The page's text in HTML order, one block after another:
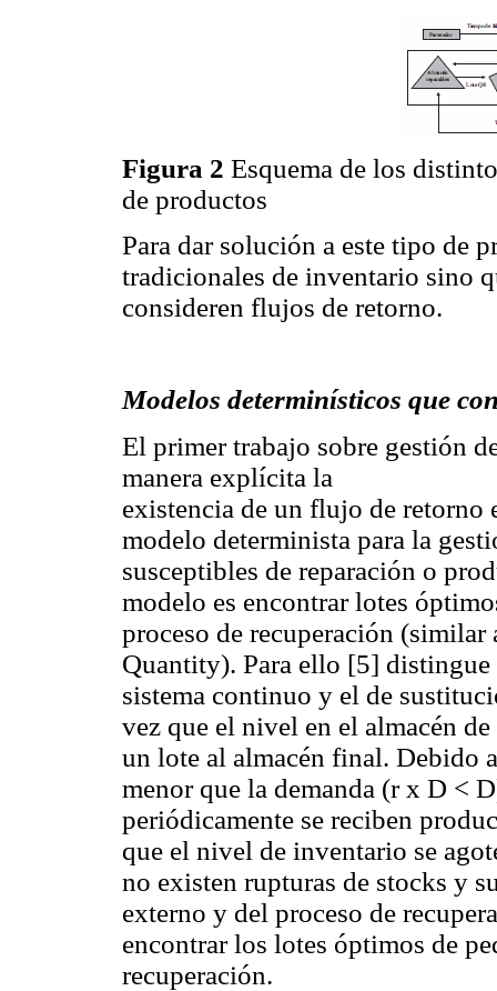
Figura 2 Esquema de los
de productos
Para dar solución a este tipo de
tradicionales de inventario sino
consideren flujos de retorno.
Modelos determinísticos que
El primer trabajo sobre gestión
manera explícita la
existencia de un flujo de retorno
modelo determinista para la
susceptibles de reparación o
modelo es encontrar lotes
proceso de recuperación
Quantity). Para ello [5]
sistema continuo y el de
vez que el nivel en el almacén
un lote al almacén final. Debido
menor que la demanda (r x D <
periódicamente se reciben
que el nivel de inventario se
no existen rupturas de stocks y
externo y del proceso de
encontrar los lotes óptimos de
recuperación.